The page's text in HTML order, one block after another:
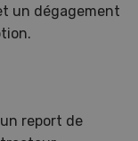
un dégagement
report de